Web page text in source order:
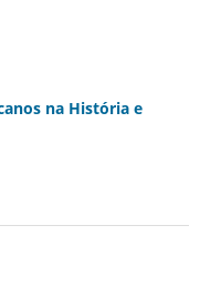
na História e